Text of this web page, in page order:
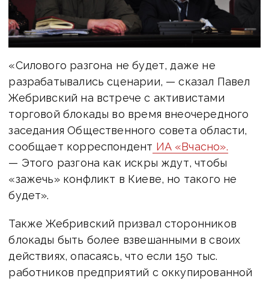
«Силового разгона не будет, даже не
разрабатывались сценарии, — сказал Павел
Жебривский на встрече с активистами
торговой блокады во время внеочередного
заседания Общественного совета области,
сообщает корреспондент ИА «Вчасно».
— Этого разгона как искры ждут, чтобы
«зажечь» конфликт в Киеве, но такого не
будет».
Также Жебривский призвал сторонников
блокады быть более взвешанными в своих
действиях, опасаясь, что если 150 тыс.
работников предприятий с оккупированной